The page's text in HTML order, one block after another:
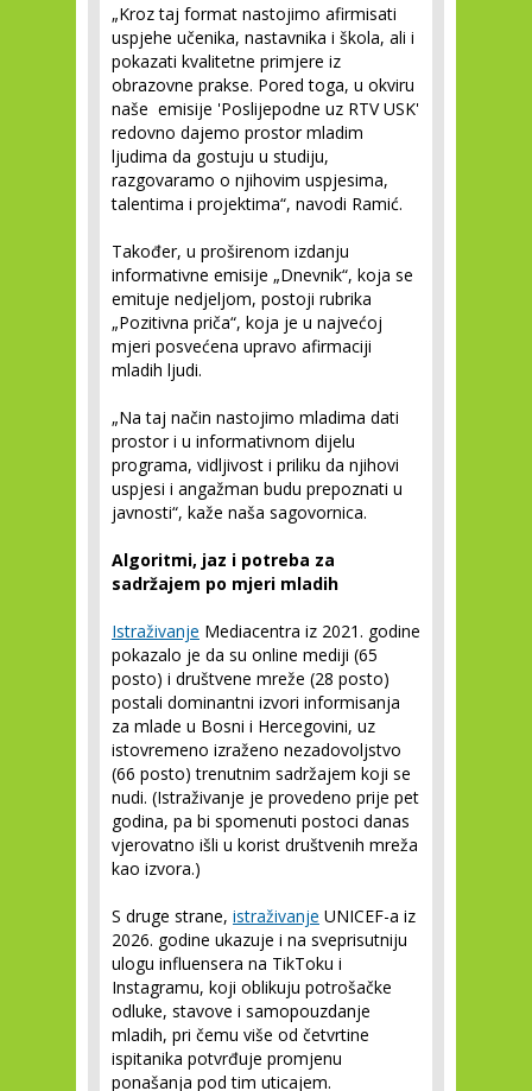
„Kroz taj format nastojimo afirmisati
uspjehe učenika, nastavnika i škola, ali i
pokazati kvalitetne primjere iz
obrazovne prakse. Pored toga, u okviru
naše emisije 'Poslijepodne uz RTV USK'
redovno dajemo prostor mladim
ljudima da gostuju u studiju,
razgovaramo o njihovim uspjesima,
talentima i projektima“, navodi Ramić.
Također, u proširenom izdanju
informativne emisije „Dnevnik“, koja se
emituje nedjeljom, postoji rubrika
„Pozitivna priča“, koja je u najvećoj
mjeri posvećena upravo afirmaciji
mladih ljudi.
„Na taj način nastojimo mladima dati
prostor i u informativnom dijelu
programa, vidljivost i priliku da njihovi
uspjesi i angažman budu prepoznati u
javnosti“, kaže naša sagovornica.
Algoritmi, jaz i potreba za
sadržajem po mjeri mladih
Istraživanje Mediacentra iz 2021. godine
pokazalo je da su online mediji (65
posto) i društvene mreže (28 posto)
postali dominantni izvori informisanja
za mlade u Bosni i Hercegovini, uz
istovremeno izraženo nezadovoljstvo
(66 posto) trenutnim sadržajem koji se
nudi. (Istraživanje je provedeno prije pet
godina, pa bi spomenuti postoci danas
vjerovatno išli u korist društvenih mreža
kao izvora.)
S druge strane, istraživanje UNICEF-a iz
2026. godine ukazuje i na sveprisutniju
ulogu influensera na TikToku i
Instagramu, koji oblikuju potrošačke
odluke, stavove i samopouzdanje
mladih, pri čemu više od četvrtine
ispitanika potvrđuje promjenu
ponašanja pod tim uticajem.